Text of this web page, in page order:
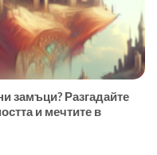
замъци? Разгадайте
и мечтите в